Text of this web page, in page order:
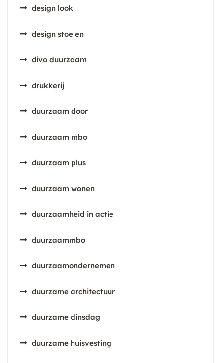
design look
design stoelen
divo duurzaam
drukkerij
duurzaam door
duurzaam mbo
duurzaam plus
duurzaam wonen
duurzaamheid in actie
duurzaammbo
duurzaamondernemen
duurzame architectuur
duurzame dinsdag
duurzame huisvesting